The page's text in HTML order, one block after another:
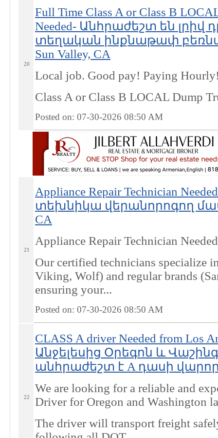
20
Full Time Class A or Class B
Needed- Անհրաժեշտ են լրիվ
տեղական ինքնաթափ
Sun Valley, CA
Local job. Good pay! Paying
Class A or Class B LOCAL Dump
Posted on: 07-30-2026 08:50 AM
21
Appliance Repair Technician
տեխնիկա վերանորոգող
CA
Appliance Repair Technician
Our certified technicians specialize
Viking, Wolf) and regular brands
ensuring your...
Posted on: 07-30-2026 08:50 AM
22
CLASS A driver Needed from Los
Անջելեսից Օրեգոն և
անհրաժեշտ է A դասի վարորդ
We are looking for a reliable and
Driver for Oregon and Washington
The driver will transport freight